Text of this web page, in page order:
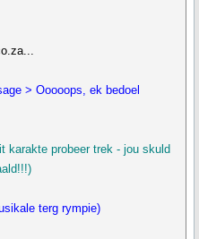
> Ooooops, ek bedoel
karakte probeer trek - jou skuld
terg rympie)